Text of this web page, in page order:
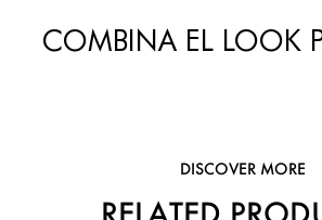
COMBINA EL LOOK
DISCOVER MORE